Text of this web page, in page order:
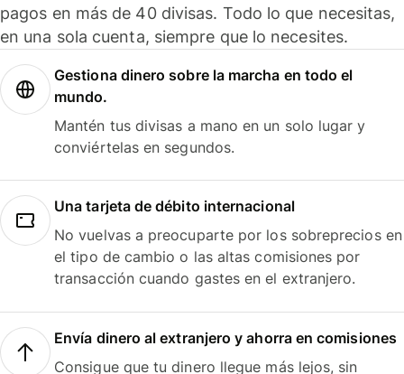
pagos en más de 40 divisas. Todo lo que necesitas,
en una sola cuenta, siempre que lo necesites.
Gestiona dinero sobre la marcha en todo el
mundo.
Mantén tus divisas a mano en un solo lugar y
conviértelas en segundos.
Una tarjeta de débito internacional
No vuelvas a preocuparte por los sobreprecios en
el tipo de cambio o las altas comisiones por
transacción cuando gastes en el extranjero.
Envía dinero al extranjero y ahorra en comisiones
Consigue que tu dinero llegue más lejos, sin